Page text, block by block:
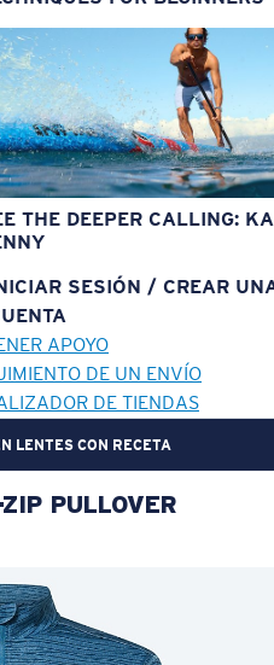
THE DEEPER CALLING:
SESIÓN / CREAR
APOYO
DE UN ENVÍO
DE TIENDAS
LENTES CON RECETA
¡AGREGADO AL CARRITO!
Cantidad:
PULLOVER